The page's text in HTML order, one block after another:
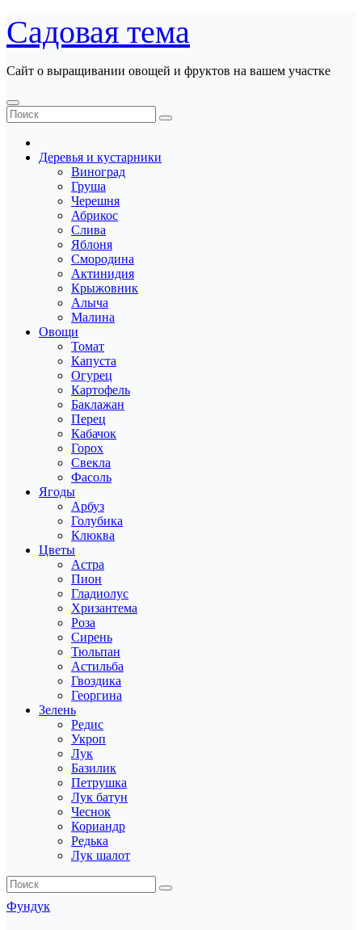
Перейти
к
содержанию
Садовая тема
Сайт о выращивании овощей и фруктов на вашем участке
Деревья и кустарники
Виноград
Груша
Черешня
Абрикос
Слива
Яблоня
Смородина
Актинидия
Крыжовник
Алыча
Малина
Овощи
Томат
Капуста
Огурец
Картофель
Баклажан
Перец
Кабачок
Горох
Свекла
Фасоль
Ягоды
Арбуз
Голубика
Клюква
Цветы
Астра
Пион
Гладиолус
Хризантема
Роза
Сирень
Тюльпан
Астильба
Гвоздика
Георгина
Зелень
Редис
Укроп
Лук
Базилик
Петрушка
Лук батун
Чеснок
Кориандр
Редька
Лук шалот
Фундук